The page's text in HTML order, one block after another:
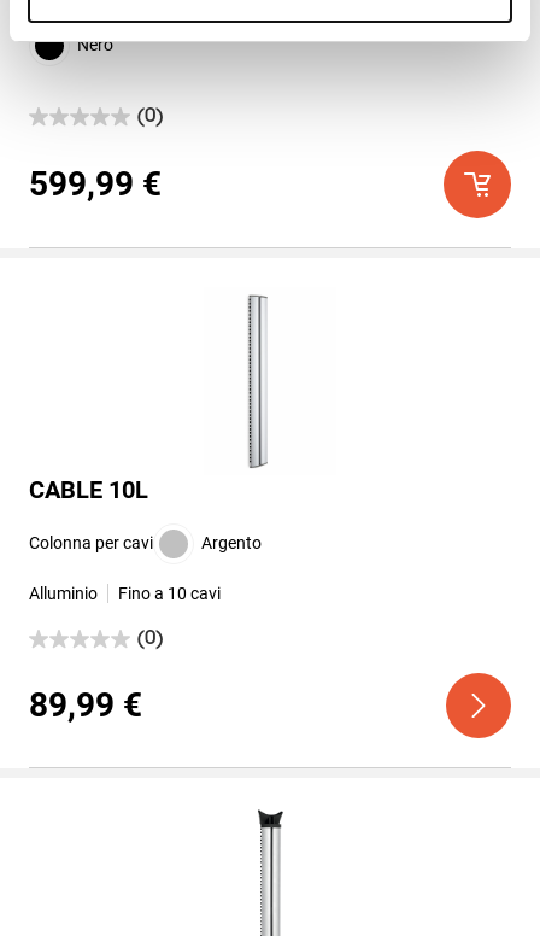
Nero
(0)
0.0
5
stelle.
599,99 €
CABLE 10L
Colonna per cavi Argento
Alluminio Fino a 10 cavi
(0)
0.0
5
stelle.
89,99 €